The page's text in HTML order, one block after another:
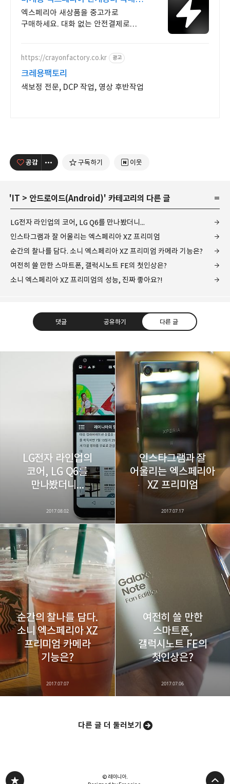
최대 브랜드 중고거래
엑스페리아 새상품을 중고가로
구매하세요. 대화 없는 안전결제로
신규 상품 업로드
https://crayonfactory.co.kr 광고
크레용팩토리
색보정 전문, DCP 작업, 영상 후반작업
공감 구독하기 이웃
'IT > 안드로이드(Android)' 카테고리의 다른 글
LG전자 라인업의 코어, LG Q6를 만나봤더니...
인스타그램과 잘 어울리는 엑스페리아 XZ 프리미엄
순간의 찰나를 담다. 소니 엑스페리아 XZ 프리미엄 카메라 기능은?
여전히 쓸 만한 스마트폰, 갤럭시노트 FE의 첫인상은?
소니 엑스페리아 XZ 프리미엄의 성능, 진짜 좋아요?!
댓글 공유하기 다른 글
다방면의 깊은 관심과 얕은 이해도를 갖춘 보편적
비주류이자 진화하는 영원한 주변인.
카카오톡 라인 트위터
카카오스토리 밴드 네이버 블로그
LG전자 라인업의
코어, LG Q6를
만나봤더니...
2017.08.02
인스타그램과 잘
어울리는 엑스페리아
XZ 프리미엄
2017.07.17
순간의 찰나를 담다.
소니 엑스페리아 XZ
프리미엄 카메라
기능은?
2017.07.07
여전히 쓸 만한
스마트폰,
갤럭시노트 FE의
첫인상은?
2017.07.06
다른 글 더 둘러보기
© 레이니아.